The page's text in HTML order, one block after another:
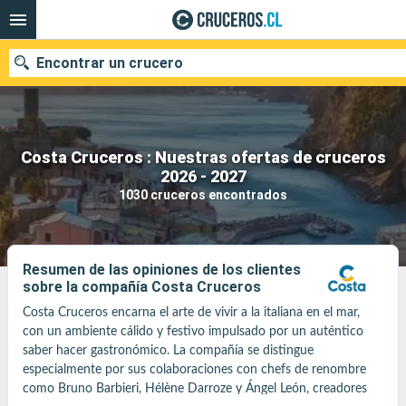
Costa Cruceros : Nuestras ofertas de cruceros
2026 - 2027
1030 cruceros encontrados
Encontrar un crucero
Nuestros destinos
Fecha de salida
Puertos Compañías
Buscar
Resumen de las opiniones de los clientes
sobre la compañía Costa Cruceros
Costa Cruceros encarna el arte de vivir a la italiana en el mar,
con un ambiente cálido y festivo impulsado por un auténtico
saber hacer gastronómico. La compañía se distingue
especialmente por sus colaboraciones con chefs de renombre
como Bruno Barbieri, Hélène Darroze y Ángel León, creadores